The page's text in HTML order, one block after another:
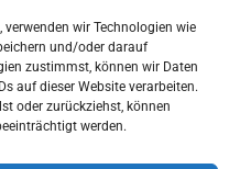
wir Technologien wie
und/oder darauf
zustimmst, können wir Daten
auf dieser Website verarbeiten.
oder zurückziehst, können
werden.
- 97 39 0